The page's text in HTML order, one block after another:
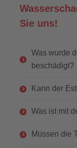
Sie uns!
Was wurde
beschädigt?
Kann der
Was ist mit
Müssen die